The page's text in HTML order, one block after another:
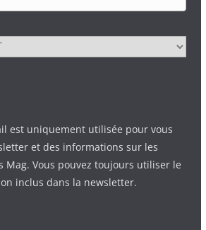
est uniquement utilisée pour vous
et des informations sur les
Mag. Vous pouvez toujours utiliser le
inclus dans la newsletter.